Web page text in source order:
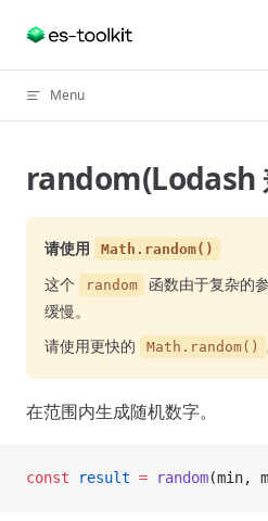
Skip to content
Menu
random(Lodash
请使用 Math.random()
这个 random
函数由于复杂的
缓慢。
请使用更快的
Math.random()
在范围内生成随机数字。
const result = random(min,